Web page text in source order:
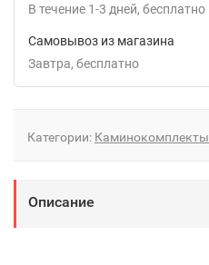
В течение 1-3 дней Бесплатно
Самовывоз из магазина
Завтра
Бесплатно
Категории: Каминокомплекты
Описание